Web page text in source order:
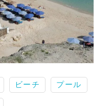
ビーチ プール